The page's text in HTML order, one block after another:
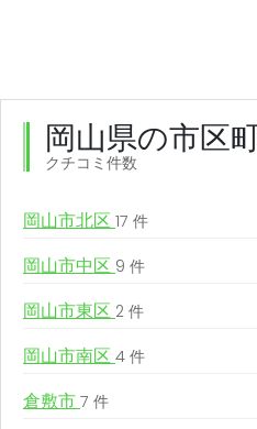
岡山県の市区
クチコミ件数
岡山市北区 17 件
岡山市中区 9 件
岡山市東区 2 件
岡山市南区 4 件
倉敷市 7 件